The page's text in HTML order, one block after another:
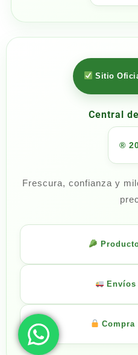
Sitio
Central
®
Frescura, confianza y
Compra